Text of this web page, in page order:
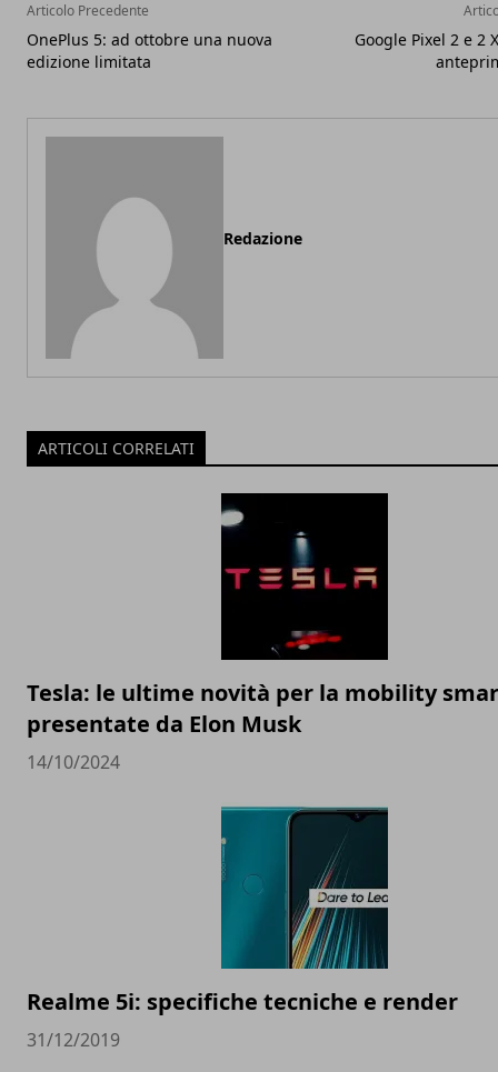
Articolo Precedente
OnePlus 5: ad ottobre una nuova
edizione limitata
Google Pixel 2 e 2
Redazione
ARTICOLI CORRELATI
Tesla: le ultime novità per la mobility
presentate da Elon Musk
14/10/2024
Realme 5i: specifiche tecniche e render
31/12/2019